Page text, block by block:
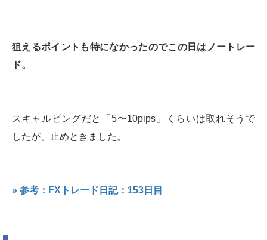
狙えるポイントも特になかったのでこの日はノートレー
ド。
スキャルピングだと「5〜10pips」くらいは取れそうで
したが、止めときました。
» 参考：FXトレード日記：153日目